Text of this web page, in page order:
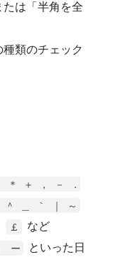
たは「半角を全
類のチェック
＊ ＋ ， － ．
＿ ｀ ｜ ～
￡
など
ー といった日